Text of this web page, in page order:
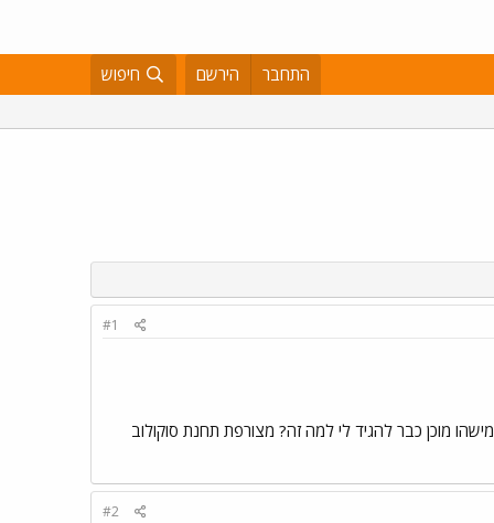
התחבר הירשם חיפוש
#1
מוכן כבר להגיד לי למה זה? מצורפת תחנת סוקולוב
#2